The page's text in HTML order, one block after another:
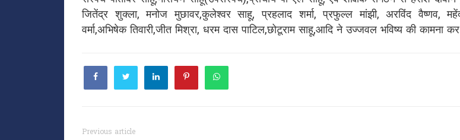
जितेंद्र शुक्ला, मनोज मुछावर,कुलेश्वर साहू, प्रहलाद शर्मा, प्रफुल्ल मांझी, अरविंद वैष्णव,
वर्मा,अभिषेक तिवारी,जीत मिश्रा, धरम दास पाटिल,छोटूराम साहू,आदि ने उज्जवल भविष्य की कामना
Previous article